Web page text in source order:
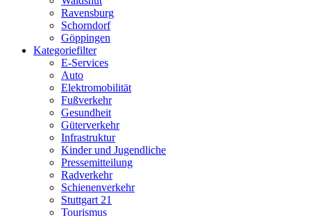
Ravensburg
Schorndorf
Göppingen
Kategoriefilter
E-Services
Auto
Elektromobilität
Fußverkehr
Gesundheit
Güterverkehr
Infrastruktur
Kinder und Jugendliche
Pressemitteilung
Radverkehr
Schienenverkehr
Stuttgart 21
Tourismus